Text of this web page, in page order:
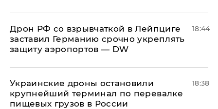
​Дрон РФ со взрывчаткой в Лейпциге
заставил Германию срочно укреплять
защиту аэропортов — DW
18:44
Украинские дроны остановили
крупнейший терминал по перевалке
пищевых грузов в России
18:38